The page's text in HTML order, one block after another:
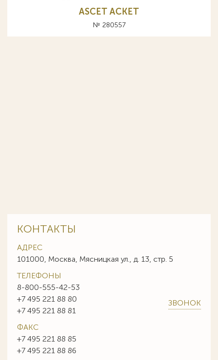
ASCET АСКЕТ
№ 280557
КОНТАКТЫ
АДРЕС
101000, Москва, Мясницкая ул., д. 13, стр. 5
ТЕЛЕФОНЫ
8-800-555-42-53
+7 495 221 88 80
+7 495 221 88 81
ЗВОНОК
ФАКС
+7 495 221 88 85
+7 495 221 88 86